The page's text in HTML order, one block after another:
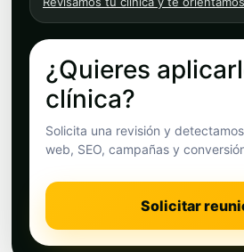
¿Quieres
clínica?
Solicita una revisión y
web, SEO, campañas y
Solicitar